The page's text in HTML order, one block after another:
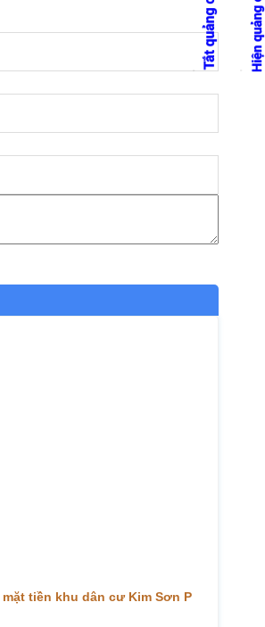
tiền khu dân cư Kim Sơn P